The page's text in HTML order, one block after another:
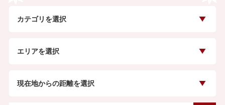
カテゴリを選択
エリアを選択
現在地からの距離を選択